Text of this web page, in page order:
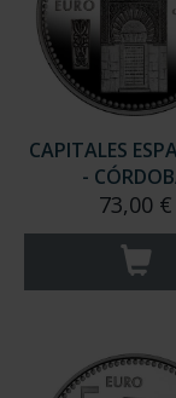
CAPITALES
-
73,00 €